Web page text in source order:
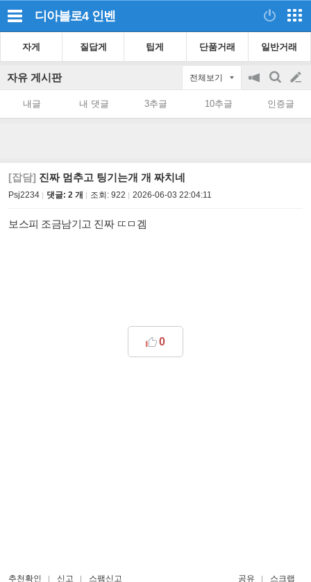
디아블로4 인벤
자게 질답게 팁게 단품거래 일반거래
자유 게시판 전체보기
공
on/off
검
색
글
쓰
내글 내 댓글 3추글 10추글 인증글
[잡담] 진짜 멈추고 팅기는개 개 짜치네
Psj2234 댓글: 2 개 조회: 922 2026-06-03 22:04:11
보스피 조금남기고 진짜 ㄸㅁ겜
0
추천확인 신고 스팸신고 공유 스크랩